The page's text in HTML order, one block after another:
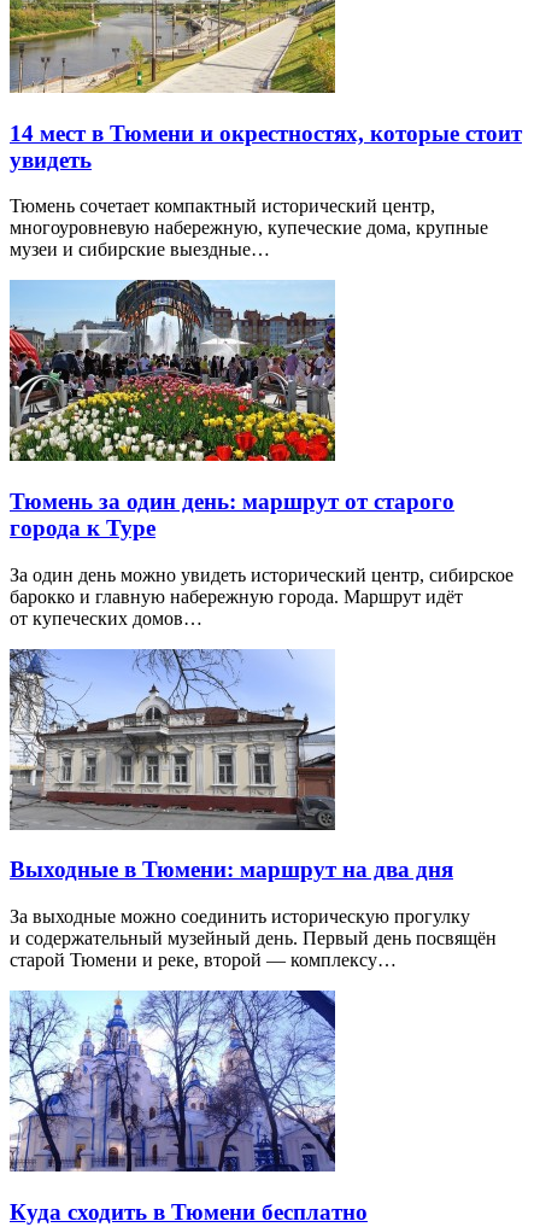
14 мест в Тюмени и окрестностях, которые стоит
увидеть
Тюмень сочетает компактный исторический центр,
многоуровневую набережную, купеческие дома, крупные
музеи и сибирские выездные…
Тюмень за один день: маршрут от старого
города к Туре
За один день можно увидеть исторический центр, сибирское
барокко и главную набережную города. Маршрут идёт
от купеческих домов…
Выходные в Тюмени: маршрут на два дня
За выходные можно соединить историческую прогулку
и содержательный музейный день. Первый день посвящён
старой Тюмени и реке, второй — комплексу…
Куда сходить в Тюмени бесплатно